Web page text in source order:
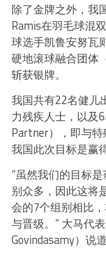
除了金牌之外，我
Ramis在羽毛球混
球选手凯鲁安努瓦
硬地滚球融合团体
斩获银牌。
我国共有22名健儿
力残疾人士，以及
Partner），即与特
我国此次目标是赢
“虽然我们的目标
别众多，因此这将
会的7个组别相比
与晋级。” 大马代
Govindasamy）说道